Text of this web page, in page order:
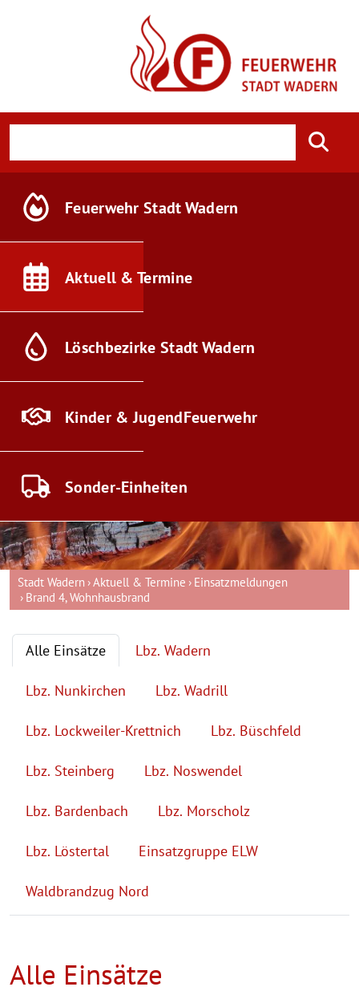
Feuerwehr Stadt Wadern
Aktuell & Termine
Löschbezirke Stadt Wadern
Kinder & JugendFeuerwehr
Sonder-Einheiten
Stadt Wadern Aktuell & Termine
Einsatzmeldungen
Brand 4, Wohnhausbrand
Alle Einsätze Lbz. Wadern
Lbz. Nunkirchen Lbz. Wadrill
Lbz. Lockweiler-Krettnich Lbz. Büschfeld
Lbz. Steinberg Lbz. Noswendel
Lbz. Bardenbach Lbz. Morscholz
Lbz. Löstertal Einsatzgruppe ELW
Waldbrandzug Nord
Alle Einsätze